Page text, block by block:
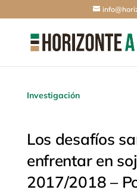
Investigación
Los desafíos
enfrentar en
2017/2018 –